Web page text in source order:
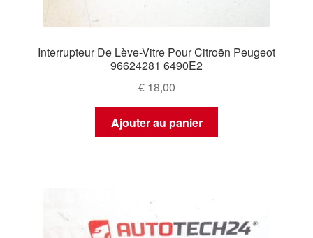
Interrupteur De Lève-Vitre Pour Citroën Peugeot
96624281 6490E2
€18,00
Ajouter au panier